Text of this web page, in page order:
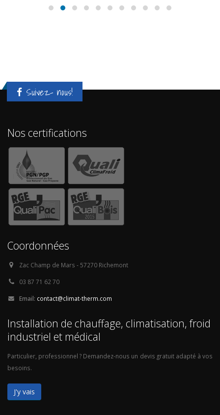
Mitsubishi
Suivez- nous!
Nos certifications
Coordonnées
Zac Champ de Mars - 57270 Richemont
03 87 71 62 70
Email: contact@climat-therm.com
Installation de chauffage, climatisation, froid
industriel et médical
Particulier, professionnel ? Demandez-nous un devis gratuit adapté à vos
besoins.
J'y vais